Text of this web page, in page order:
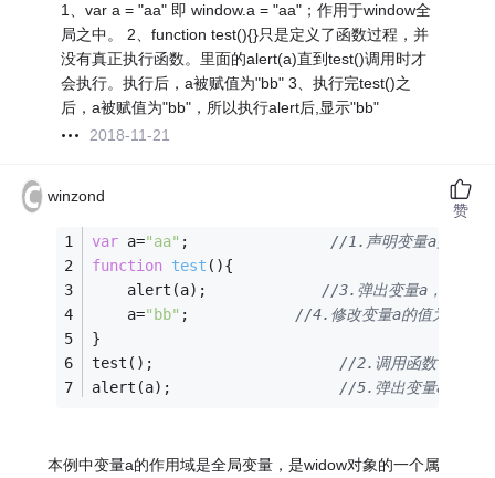
1、var a = "aa" 即 window.a = "aa"；作用于window全
局之中。 2、function test(){}只是定义了函数过程，并
没有真正执行函数。里面的alert(a)直到test()调用时才
会执行。执行后，a被赋值为"bb" 3、执行完test()之
后，a被赋值为"bb"，所以执行alert后,显示"bb"
2018-11-21
winzond
var a="aa" ; //1.声明变量a并赋值
function test ( ){
alert(a); //3.弹出变量a，此时a
a="bb" ; //4.修改变量a的值为"bb"
}
test(); //2.调用函数test
alert(a); //5.弹出变量a，此
本例中变量a的作用域是全局变量，是widow对象的一个属
赞